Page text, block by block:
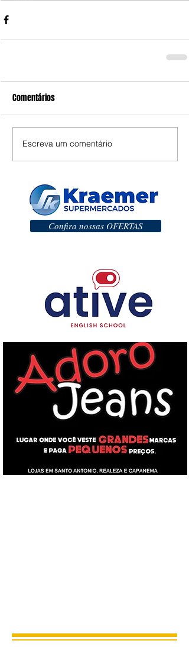
Comentários
Escreva um comentário
Confira nossas OFERTAS